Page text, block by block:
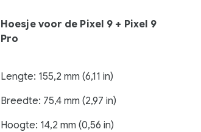
Hoesje voor de Pixel 9 + Pixel 9
Pro
Lengte: 155,2 mm (6,11 in)
Breedte: 75,4 mm (2,97 in)
Hoogte: 14,2 mm (0,56 in)